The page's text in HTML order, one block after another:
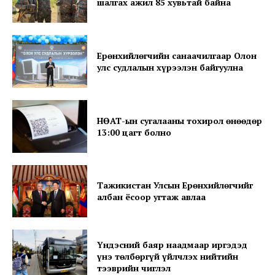
News Week
Magazine PRO
шалгах ажил 85 хувьтай байна
Ерөнхийлөгчийн санаачилгаар Олон
улс судлалын хүрээлэн байгуулна
НӨАТ-ын сугалааны тохирол өнөөдөр
13:00 цагт болно
Тажикистан Улсын Ерөнхийлөгчийг
албан ёсоор угтаж авлаа
Үндэсний баяр наадмаар иргэдэд
үнэ төлбөргүй үйлчлэх нийтийн
тээврийн чиглэл